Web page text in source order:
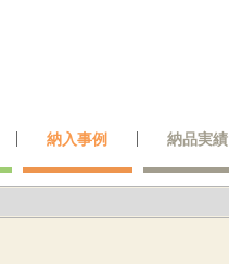
納入事例 納品実績